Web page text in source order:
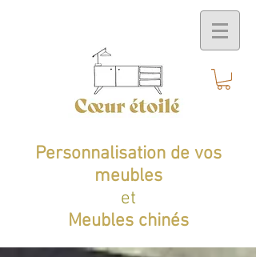
Personnalisation de vos
meubles
et
Meubles chinés